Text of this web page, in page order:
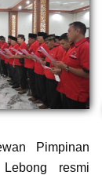
Pimpinan
resmi